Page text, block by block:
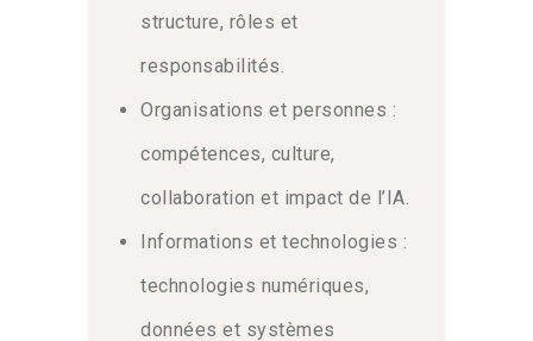
structure, rôles et
responsabilités.
Organisations et personnes :
compétences, culture,
collaboration et impact de l’IA.
Informations et technologies :
technologies numériques,
données et systèmes